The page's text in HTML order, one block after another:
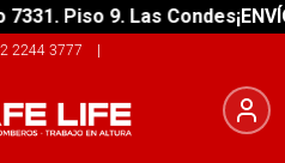
Piso 9. Las Condes
2244 3777 |